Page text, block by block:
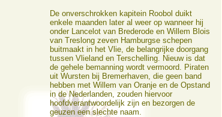
De onverschrokken kapitein Roobol duikt
enkele maanden later al weer op wanneer hij
onder Lancelot van Brederode en Willem Blois
van Treslong zeven Hamburgse schepen
buitmaakt in het Vlie, de belangrijke doorgang
tussen Vlieland en Terschelling. Nieuw is dat
de gehele bemanning wordt vermoord. Piraten
uit Wursten bij Bremerhaven, die geen band
hebben met Willem van Oranje en de Opstand
in de Nederlanden, zouden hiervoor
hoofdverantwoordelijk zijn en bezorgen de
geuzen een slechte naam.